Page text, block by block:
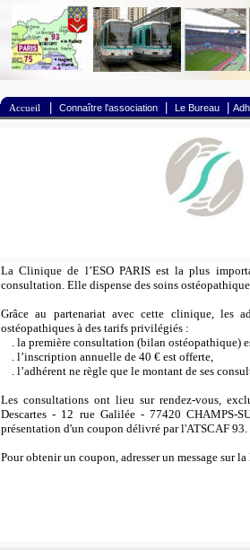
Accueil Connaître l'association| Le Bureau
La Clinique de l’ESO PARIS est la plus
consultation. Elle dispense des soins
Grâce au partenariat avec cette clinique, les
ostéopathiques à des tarifs privilégiés :
. la première consultation (bilan ostéopathique)
. l’inscription annuelle de 40 € est offerte,
. l’adhérent ne règle que le montant de ses
Les consultations ont lieu sur rendez-vous,
Descartes - 12 rue Galilée - 77420
présentation d'un coupon délivré par l'ATSCAF 93.
Pour obtenirun coupon, adresser un message sur